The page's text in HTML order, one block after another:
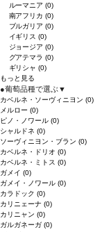
ルーマニア(0)
南アフリカ(0)
ブルガリア(0)
イギリス(0)
ジョージア(0)
グアテマラ(0)
ギリシャ(0)
もっと見る
●葡萄品種で選ぶ▼
カベルネ・ソーヴィニヨン (0)
メルロー (0)
ピノ・ノワール (0)
シャルドネ (0)
ソーヴィニヨン・ブラン (0)
カベルネ・ドリオ (0)
カベルネ・ミトス (0)
ガメイ (0)
ガメイ・ノワール (0)
カラドック (0)
カリニェーナ (0)
カリニャン (0)
ガルガネーガ (0)